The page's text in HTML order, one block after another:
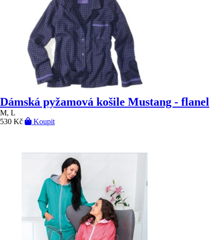
Dámská pyžamová košile Mustang - flanel
M, L
530 Kč
Koupit